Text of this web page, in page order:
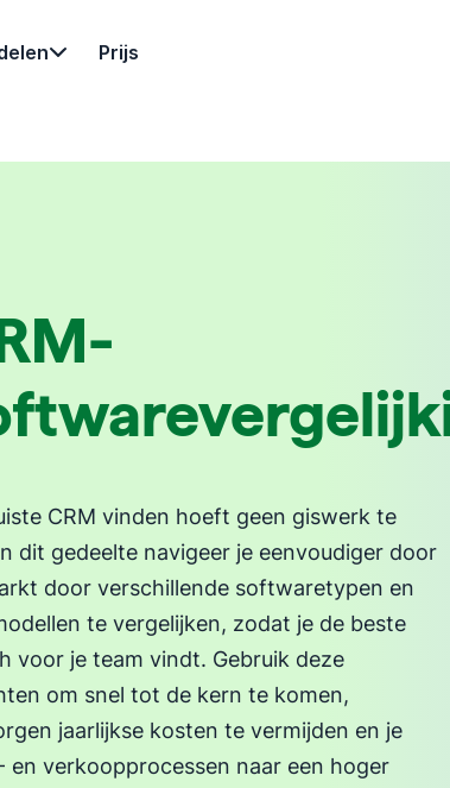
Prijs
CRM vinden hoeft geen giswerk te
dit gedeelte navigeer je eenvoudiger door
door verschillende softwaretypen en
te vergelijken, zodat je de beste
voor je team vindt. Gebruik deze
om snel tot de kern te komen,
jaarlijkse kosten te vermijden en je
en verkoopprocessen naar een hoger